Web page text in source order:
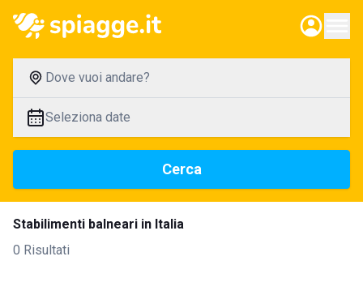
Dove vuoi andare?
Seleziona date
Cerca
Stabilimenti balneari in Italia
0 Risultati